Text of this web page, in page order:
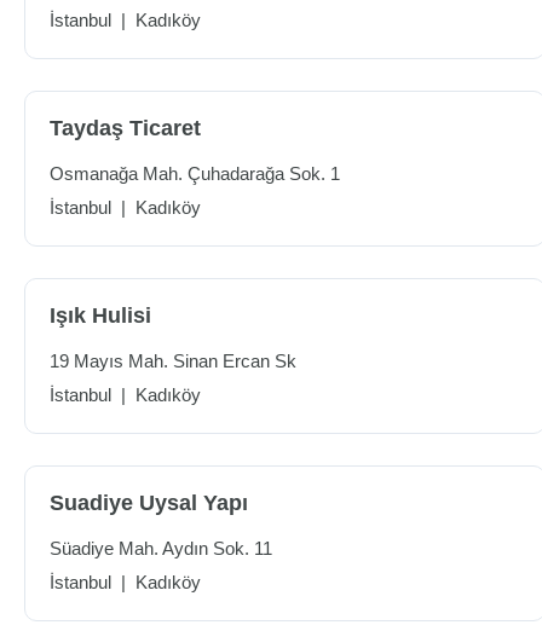
İstanbul | Kadıköy
Taydaş Ticaret
Osmanağa Mah. Çuhadarağa Sok. 1
İstanbul | Kadıköy
Işık Hulisi
19 Mayıs Mah. Sinan Ercan Sk
İstanbul | Kadıköy
Suadiye Uysal Yapı
Süadiye Mah. Aydın Sok. 11
İstanbul | Kadıköy